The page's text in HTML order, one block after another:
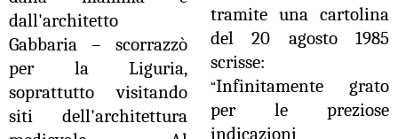
dall'architetto
Gabbaria – scorrazzò
per la Liguria,
soprattutto visitando
siti dell'architettura
tramite una cartolina
del 20 agosto 1985
scrisse:
“Infinitamente grato
per le preziose
indicazioni